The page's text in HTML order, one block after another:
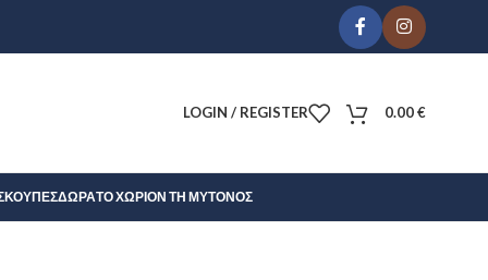
LOGIN / REGISTER 0.00€
ΚΟΎΠΕΣΔΏΡΑΤΟ ΧΩΡΊΟΝ ΤΗ ΜΎΤΟΝΟΣ